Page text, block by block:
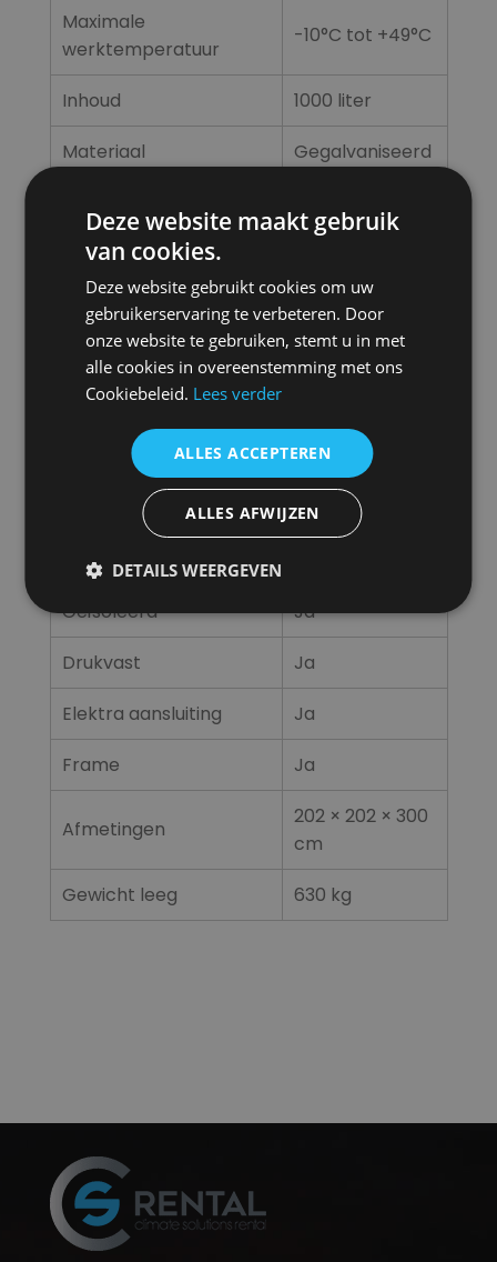
Maximale
werktemperatuur
-10°C tot +49°C
Inhoud
1000 liter
Materiaal
Gegalvaniseerd
Aansluiting heating coil
Aansluiting 1
3/4″
Aansluiting 2
Vulpunt
Aftappunt
Ja
Temperatuurmeter
Ja
Drukmeter
Geïsoleerd
Ja
Drukvast
Ja
Elektra aansluiting
Ja
Frame
Ja
Afmetingen
202 × 202 × 300
cm
Gewicht leeg
630 kg
Deze website maakt gebruik
van cookies.
Deze website gebruikt cookies om uw
gebruikerservaring te verbeteren. Door
onze website te gebruiken, stemt u in met
alle cookies in overeenstemming met ons
Cookiebeleid. Lees verder
ALLES ACCEPTEREN
ALLES AFWIJZEN
DETAILS WEERGEVEN